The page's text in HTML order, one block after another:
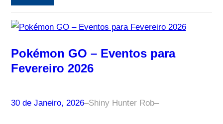
Pokémon GO – Eventos para
Fevereiro 2026
30 de Janeiro, 2026–Shiny Hunter Rob–